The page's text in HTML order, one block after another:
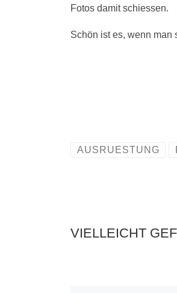
Fotos damit schiessen.
Schön ist es, wenn
AUSRUESTUNG
VIELLEICHT